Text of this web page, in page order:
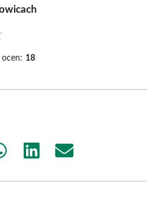
ocen: 18
Share
Share